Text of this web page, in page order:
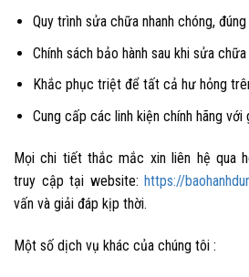
Quy trình sửa chữa nhanh chóng, đúng
Chính sách bảo hành sau khi sửa
Khắc phục triệt để tất cả hư hỏng
Cung cấp các linh kiện chính hãng với
Mọi chi tiết thắc mắc xin liên hệ qua
truy cập tại website:https://
vấn và giải đáp kịp thời.
Một số dịch vụ khác của chúng tôi :